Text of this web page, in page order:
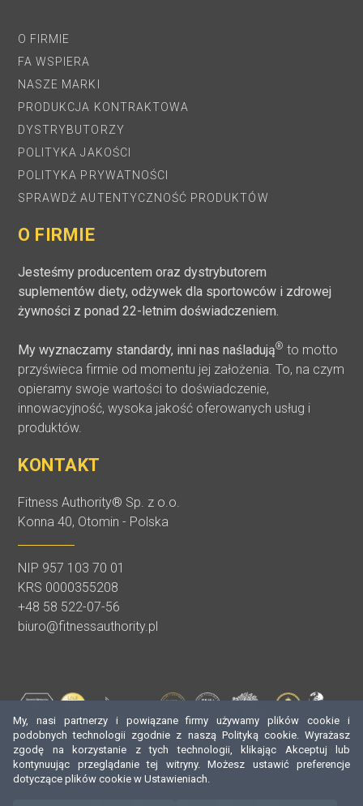
My, nasi partnerzy i powiązane firmy używamy plików cookie i
podobnych technologii zgodnie z naszą Polityką cookie. Wyrażasz
zgodę na korzystanie z tych technologii, klikając Akceptuj lub
kontynuując przeglądanie tej witryny. Możesz ustawić preferencje
dotyczące plików cookie w Ustawieniach.
O FIRMIE
FA WSPIERA
NASZE MARKI
PRODUKCJA KONTRAKTOWA
DYSTRYBUTORZY
POLITYKA JAKOŚCI
POLITYKA PRYWATNOŚCI
SPRAWDŹ AUTENTYCZNOŚĆ PRODUKTÓW
O FIRMIE
Jesteśmy producentem oraz dystrybutorem
suplementów diety, odżywek dla sportowców i zdrowej
żywności z ponad 22-letnim doświadczeniem.
My wyznaczamy standardy, inni nas naśladują® to motto
przyświeca firmie od momentu jej założenia. To, na czym
opieramy swoje wartości to doświadczenie,
innowacyjność, wysoka jakość oferowanych usług i
produktów.
KONTAKT
Fitness Authority® Sp. z o.o.
Konna 40, Otomin - Polska
NIP 957 103 70 01
KRS 0000355208
+48 58 522-07-56
biuro@fitnessauthority.pl